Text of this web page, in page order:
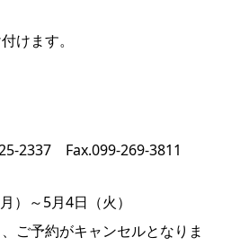
けます。
2337 Fax.099-269-3811
）～5月4日（火）
ご予約がキャンセルとなりま